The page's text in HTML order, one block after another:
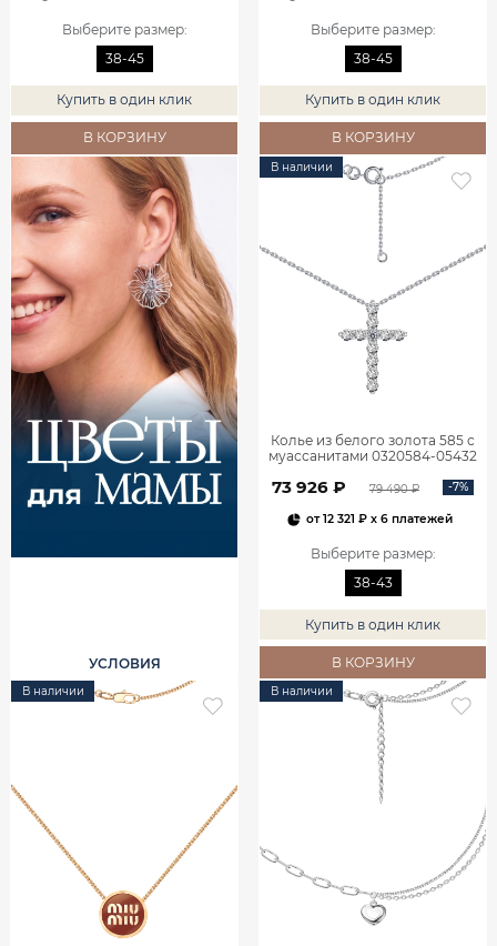
Выберите размер:
38-45
Купить в один клик
В КОРЗИНУ
Выберите размер:
38-45
Купить в один клик
В КОРЗИНУ
УСЛОВИЯ
В наличии
Колье из белого золота 585 с
муассанитами 0320584-05432
73 926 ₽ 79 490 ₽ -7%
от12 321 ₽ x 6 платежей
Выберите размер:
38-43
Купить в один клик
В КОРЗИНУ
В наличии В наличии